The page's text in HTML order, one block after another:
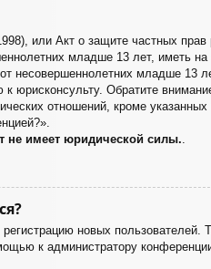
или Акт о защите частных
младше 13 лет, иметь
несовершеннолетних младше 13
юрисконсульту. Обратите
отношений, кроме
не имеет юридической силы.
новых
к администратору